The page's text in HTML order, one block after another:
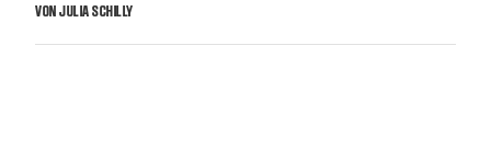
VON JULIA SCHILLY